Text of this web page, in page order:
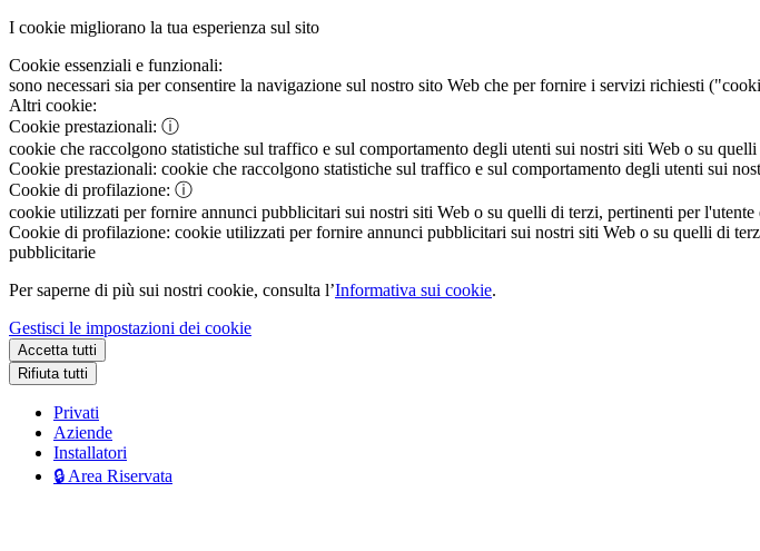
I cookie migliorano la tua esperienza sul sito
Cookie essenziali e funzionali:
sono necessari sia per consentire la navigazione sul nostro sito Web che per fornire i servizi richiesti
Altri cookie:
Cookie prestazionali: ⓘ
cookie che raccolgono statistiche sul traffico e sul comportamento degli utenti sui nostri siti Web o su
Cookie prestazionali: cookie che raccolgono statistiche sul traffico e sul comportamento degli utenti sui
Cookie di profilazione: ⓘ
cookie utilizzati per fornire annunci pubblicitari sui nostri siti Web o su quelli di terzi, pertinenti per
Cookie di profilazione: cookie utilizzati per fornire annunci pubblicitari sui nostri siti Web o su quelli di
pubblicitarie
Per saperne di più sui nostri cookie, consulta l’Informativa sui cookie.
Gestisci le impostazioni dei cookie
Accetta tutti
Rifiuta tutti
Privati
Aziende
Installatori
🔒 Area Riservata